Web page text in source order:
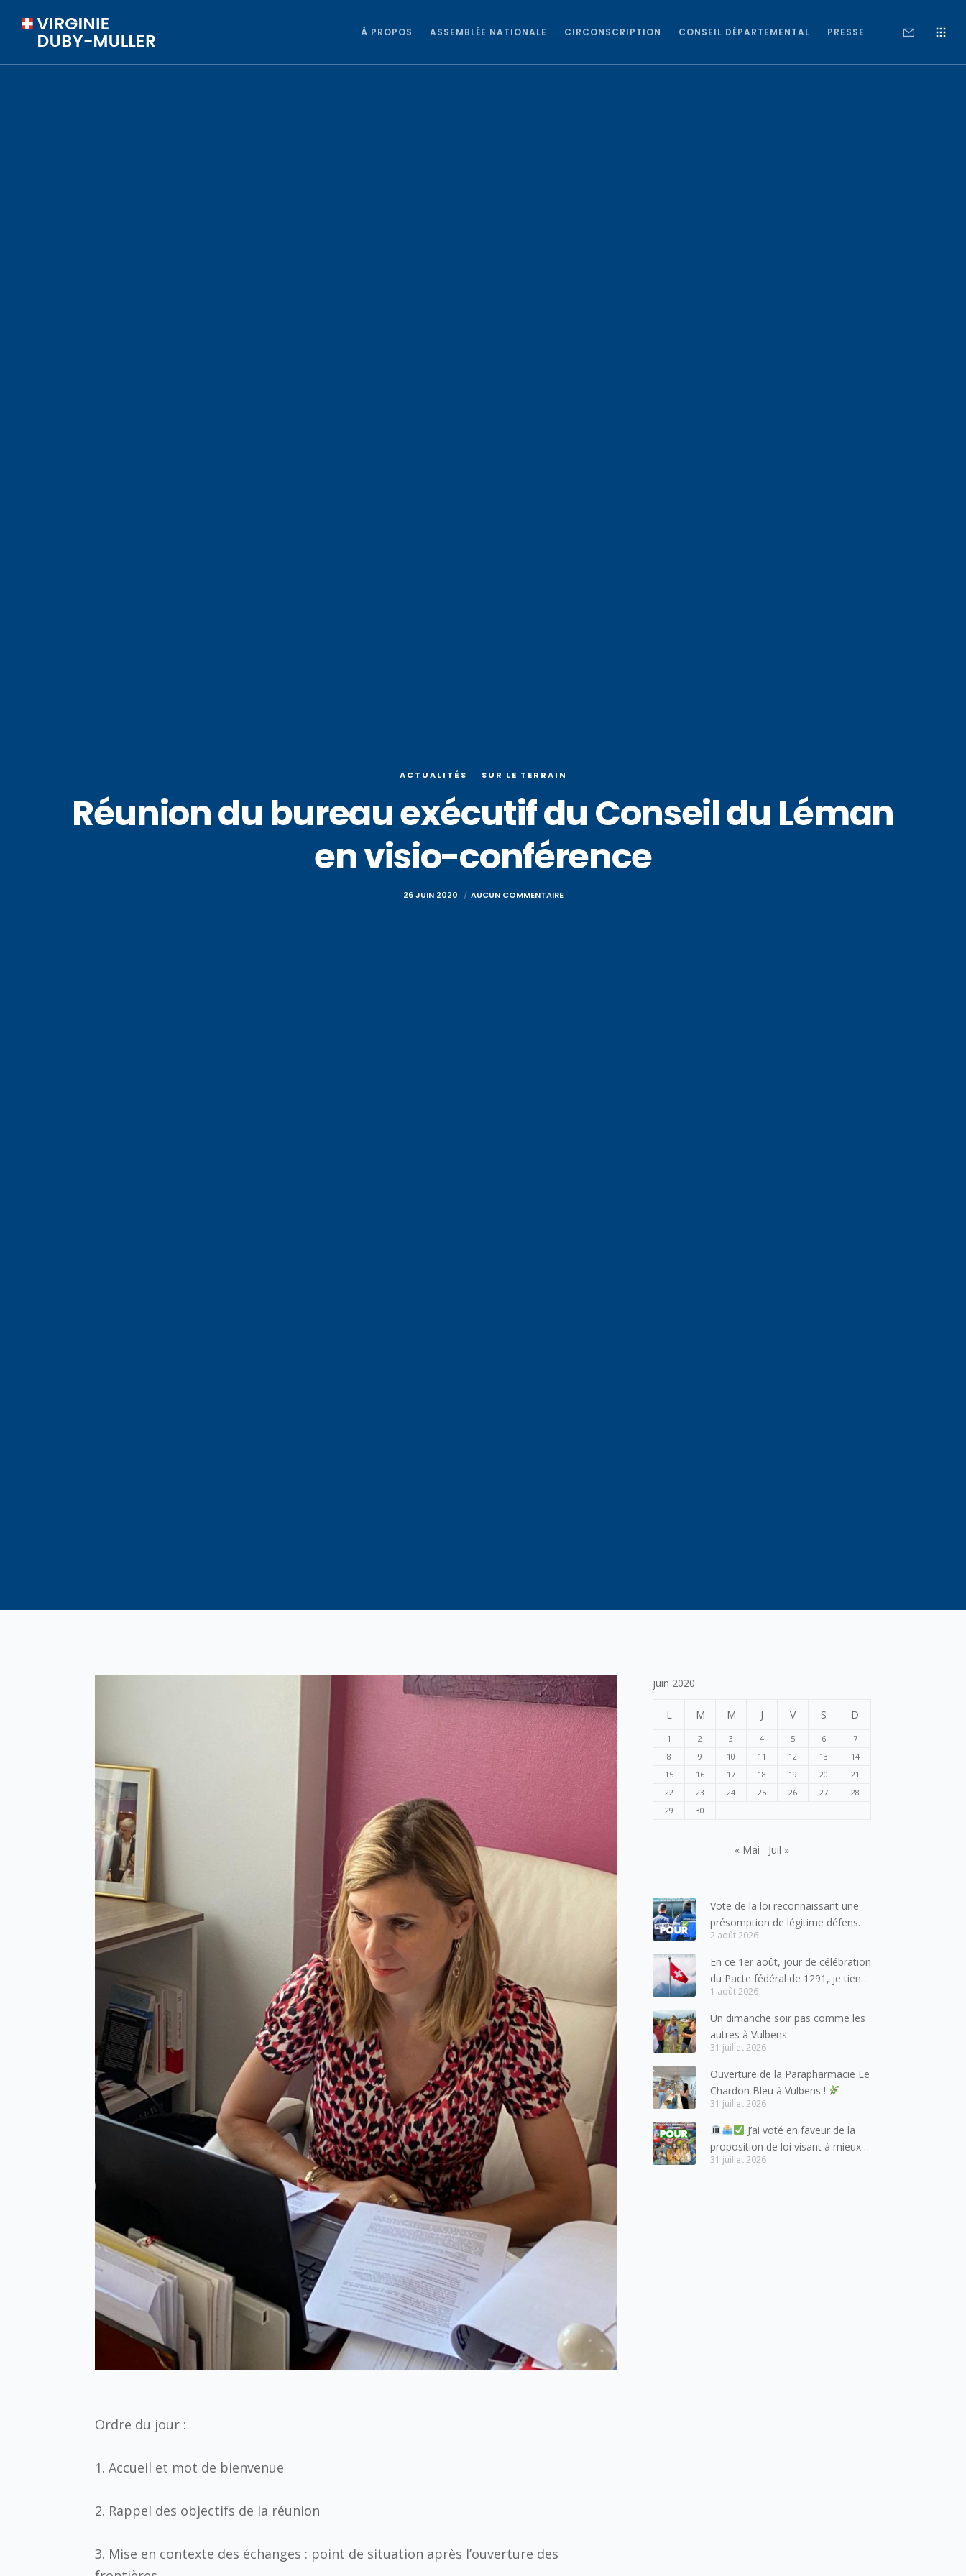
À PROPOS ASSEMBLÉE NATIONALE CIRCONSCRIPTION CONSEIL DÉPARTEMENTAL PRESSE
ACTUALITÉS SUR LE TERRAIN
Réunion du bureau exécutif du Conseil du Léman
en visio-conférence
26 JUIN 2020 AUCUN COMMENTAIRE
Ordre du jour :
1. Accueil et mot de bienvenue
2. Rappel des objectifs de la réunion
3. Mise en contexte des échanges : point de situation après l’ouverture des
juin 2020
L M M J V S D
1 2 3 4 5 6
7
8
9 10 11 12 13
14
15
16 17 18 19 20
21
22
23 24 25 26 27
28
29
30
« Mai Juil »
Vote de la loi reconnaissant une
présomption de légitime défense
pour les forces de l’ordre
2 août 2026
En ce 1er août, jour de célébration
du Pacte fédéral de 1291, je tiens
à adresser mes meilleures
salutations à nos voisins et amis
suisses, et plus particulièrement
aux habitants du bassin genevois
lesquels la Haute-Savoie
entretient des liens étroits et
quotidiens.
1 août 2026
Un dimanche soir pas comme les
autres à Vulbens.
31 juillet 2026
Ouverture de la Parapharmacie Le
Chardon Bleu à Vulbens !
31 juillet 2026
J’ai voté en faveur de la
proposition de loi visant à mieux
protéger les mineurs des risques
31 juillet 2026